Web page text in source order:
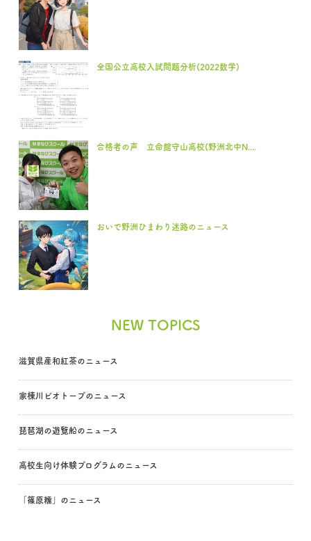
全国公立高校入試問題分析(2022数学)
合格者の声 立命館守山高校(野洲北中N....
おいで野洲ひまわり迷路のニュース
NEW TOPICS
滋賀県産和紅茶のニュース
家棟川ビオトープのニュース
琵琶湖の遊覧船のニュース
高校生向け体験プログラムのニュース
「篠原糯」のニュース